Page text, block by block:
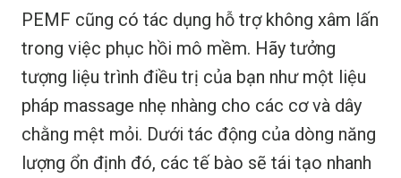
PEMF cũng có tác dụng hỗ trợ không xâm lấn
trong việc phục hồi mô mềm. Hãy tưởng
tượng liệu trình điều trị của bạn như một liệu
pháp massage nhẹ nhàng cho các cơ và dây
chằng mệt mỏi. Dưới tác động của dòng năng
lượng ổn định đó, các tế bào sẽ tái tạo nhanh